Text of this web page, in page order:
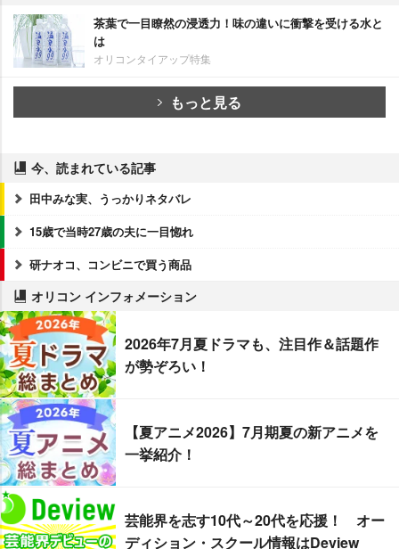
茶葉で一目瞭然の浸透力！味の違いに衝撃を受ける水と
は
オリコンタイアップ特集
もっと見る
今、読まれている記事
田中みな実、うっかりネタバレ
15歳で当時27歳の夫に一目惚れ
研ナオコ、コンビニで買う商品
オリコン インフォメーション
2026年7月夏ドラマも、注目作＆話題作
が勢ぞろい！
【夏アニメ2026】7月期夏の新アニメを
一挙紹介！
芸能界を志す10代～20代を応援！ オー
ディション・スクール情報はDeview